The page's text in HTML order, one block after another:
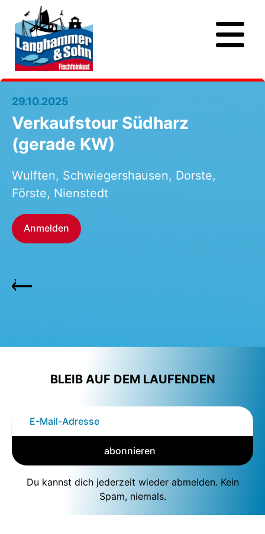
29.10.2025
Verkaufstour Südharz
(gerade KW)
Wulften, Schwiegershausen, Dorste,
Förste, Nienstedt
Anmelden
BLEIB AUF DEM LAUFENDEN
abonnieren
Du kannst dich jederzeit wieder abmelden. Kein
Spam, niemals.